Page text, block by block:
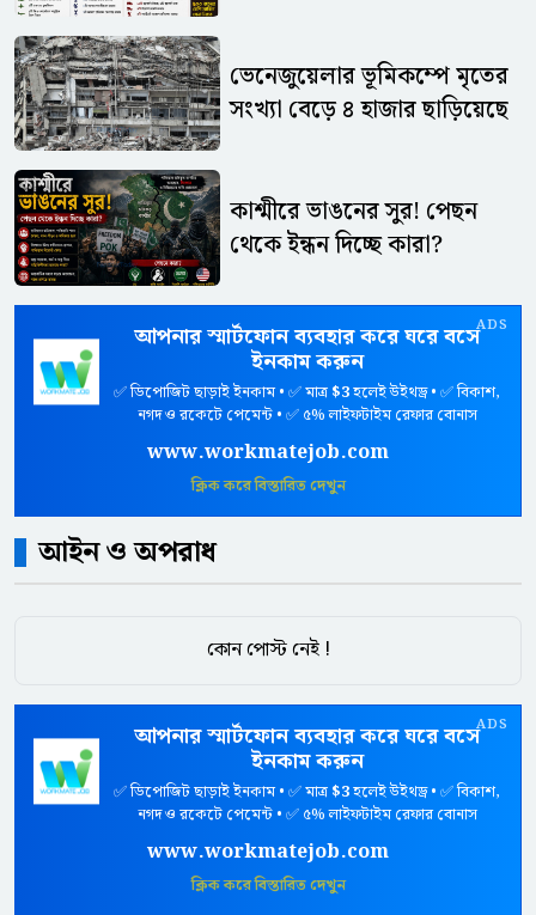
ভেনেজুয়েলার ভূমিকম্পে মৃতের
সংখ্যা বেড়ে ৪ হাজার ছাড়িয়েছে
কাশ্মীরে ভাঙনের সুর! পেছন
থেকে ইন্ধন দিচ্ছে কারা?
ADS
আপনার স্মার্টফোন ব্যবহার করে ঘরে বসে
ইনকাম করুন
✅ ডিপোজিট ছাড়াই ইনকাম • ✅ মাত্র$3হলেই উইথড্র • ✅ বিকাশ,
নগদ ও রকেটে পেমেন্ট • ✅ ৫% লাইফটাইম রেফার বোনাস
www.workmatejob.com
ক্লিক করে বিস্তারিত দেখুন
আইন ও অপরাধ
কোন পোস্ট নেই !
ADS
আপনার স্মার্টফোন ব্যবহার করে ঘরে বসে
ইনকাম করুন
✅ ডিপোজিট ছাড়াই ইনকাম • ✅ মাত্র$3হলেই উইথড্র • ✅ বিকাশ,
নগদ ও রকেটে পেমেন্ট • ✅ ৫% লাইফটাইম রেফার বোনাস
www.workmatejob.com
ক্লিক করে বিস্তারিত দেখুন